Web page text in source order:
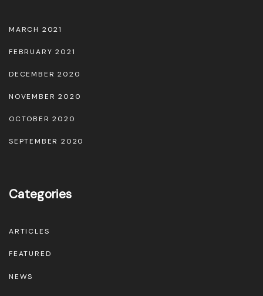
MARCH 2021
FEBRUARY 2021
DECEMBER 2020
NOVEMBER 2020
OCTOBER 2020
SEPTEMBER 2020
Categories
ARTICLES
FEATURED
NEWS